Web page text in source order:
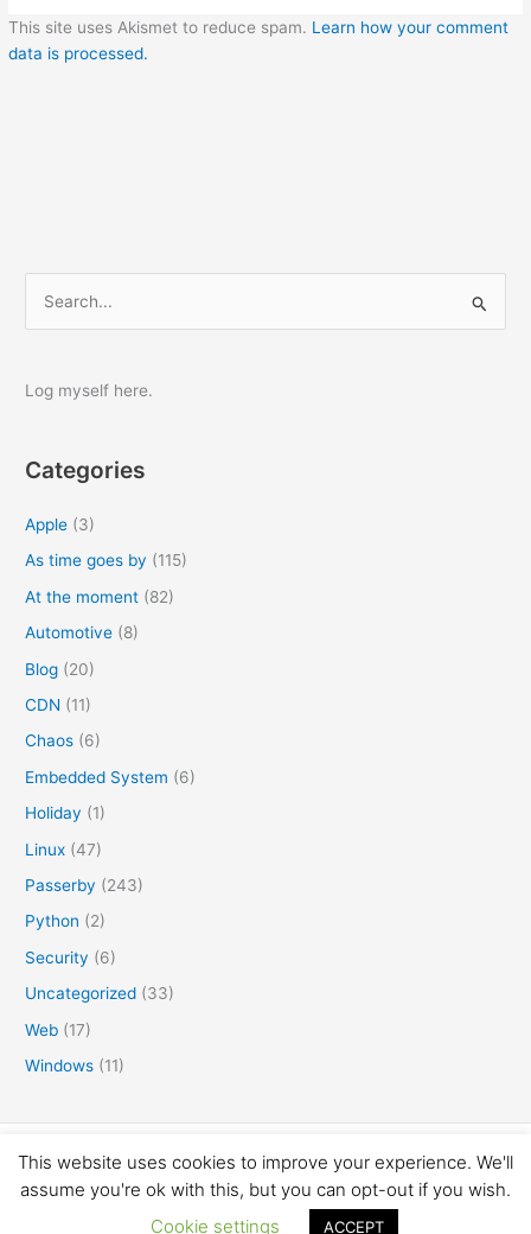
This site uses Akismet to reduce spam. Learn how your comment
data is processed.
r
f
Log myself here.
Categories
Apple (3)
As time goes by (115)
At the moment (82)
Automotive (8)
Blog (20)
CDN (11)
Chaos (6)
Embedded System (6)
Holiday (1)
Linux (47)
Passerby (243)
Python (2)
Security (6)
Uncategorized (33)
Web (17)
Windows (11)
Copyright © 2016-2026 矛盾体
This website uses cookies to improve your experience. We'll
assume you're ok with this, but you can opt-out if you wish.
Cookie settings
ACCEPT